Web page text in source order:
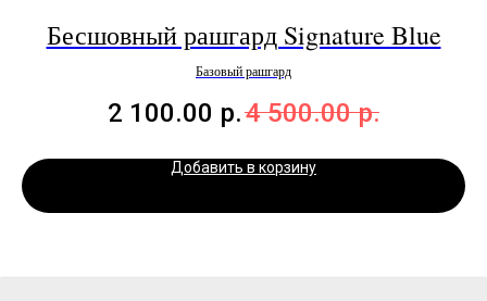
Бесшовный рашгард Signature Blue
Базовый рашгард
2 100.00 р.4 500.00 р.
Добавить в корзину